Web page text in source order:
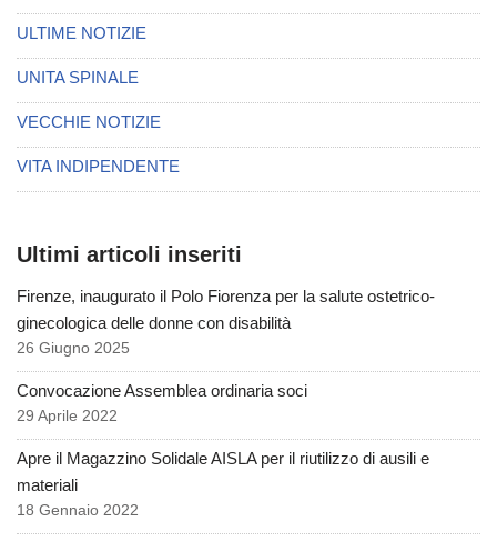
ULTIME NOTIZIE
UNITA SPINALE
VECCHIE NOTIZIE
VITA INDIPENDENTE
Ultimi articoli inseriti
Firenze, inaugurato il Polo Fiorenza per la salute ostetrico-
ginecologica delle donne con disabilità
26 Giugno 2025
Convocazione Assemblea ordinaria soci
29 Aprile 2022
Apre il Magazzino Solidale AISLA per il riutilizzo di ausili e
materiali
18 Gennaio 2022